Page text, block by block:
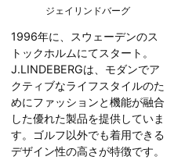
ジェイリンドバーグ
1996年に、スウェーデンのス
トックホルムにてスタート。
J.LINDEBERGは、モダンでア
クティブなライフスタイルのた
めにファッションと機能が融合
した優れた製品を提供していま
す。ゴルフ以外でも着用できる
デザイン性の高さが特徴です。